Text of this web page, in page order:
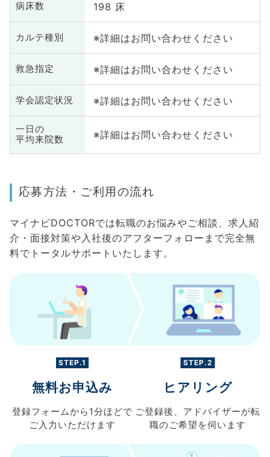
病床数 198 床
カルテ種別 ※詳細はお問い合わせください
救急指定 ※詳細はお問い合わせください
学会認定状況 ※詳細はお問い合わせください
一日の
平均来院数
※詳細はお問い合わせください
応募方法・ご利用の流れ
マイナビDOCTORでは転職のお悩みやご相談、求人紹
介・面接対策や入社後のアフターフォローまで完全無
料でトータルサポートいたします。
STEP.1
無料お申込み
登録フォームから 1分ほどで
ご入力 いただけます
STEP.2
ヒアリング
ご登録後、 アドバイザーが転
職のご希望を伺います